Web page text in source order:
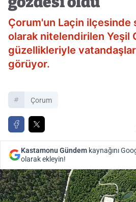
Çorum'un Laçin ilçesinde
olarak nitelendirilen Yeşil
güzellikleriyle
görüyor.
Çorum
Kastamonu Gündem kaynağını
olarak ekleyin!